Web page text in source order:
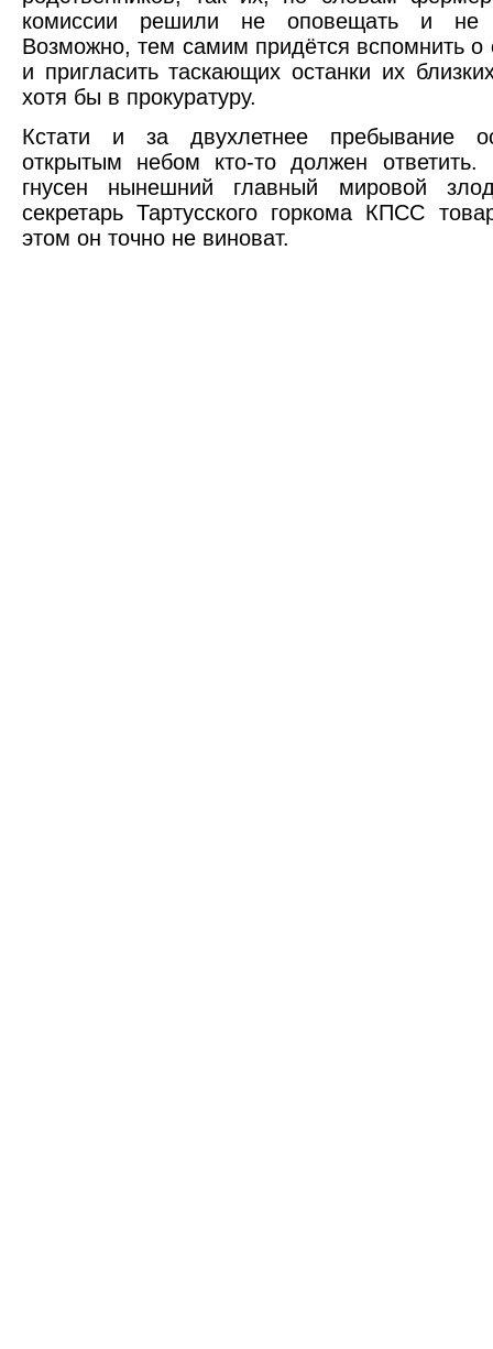
комиссии решили не оповещать и не
Возможно, тем самим придётся вспомнить о
и пригласить таскающих останки их
хотя бы в прокуратуру.
Кстати и за двухлетнее пребывание
открытым небом кто-то должен
гнусен нынешний главный мировой
секретарь Тартусского горкома КПСС
этом он точно не виноват.